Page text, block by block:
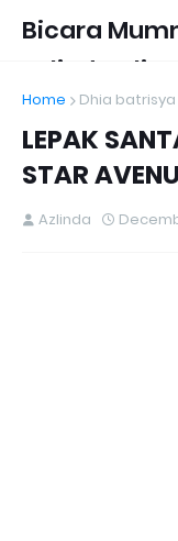
Bicara
Azlinda Alin
Home Dhia batrisya
LEPAK
STAR
Azlinda